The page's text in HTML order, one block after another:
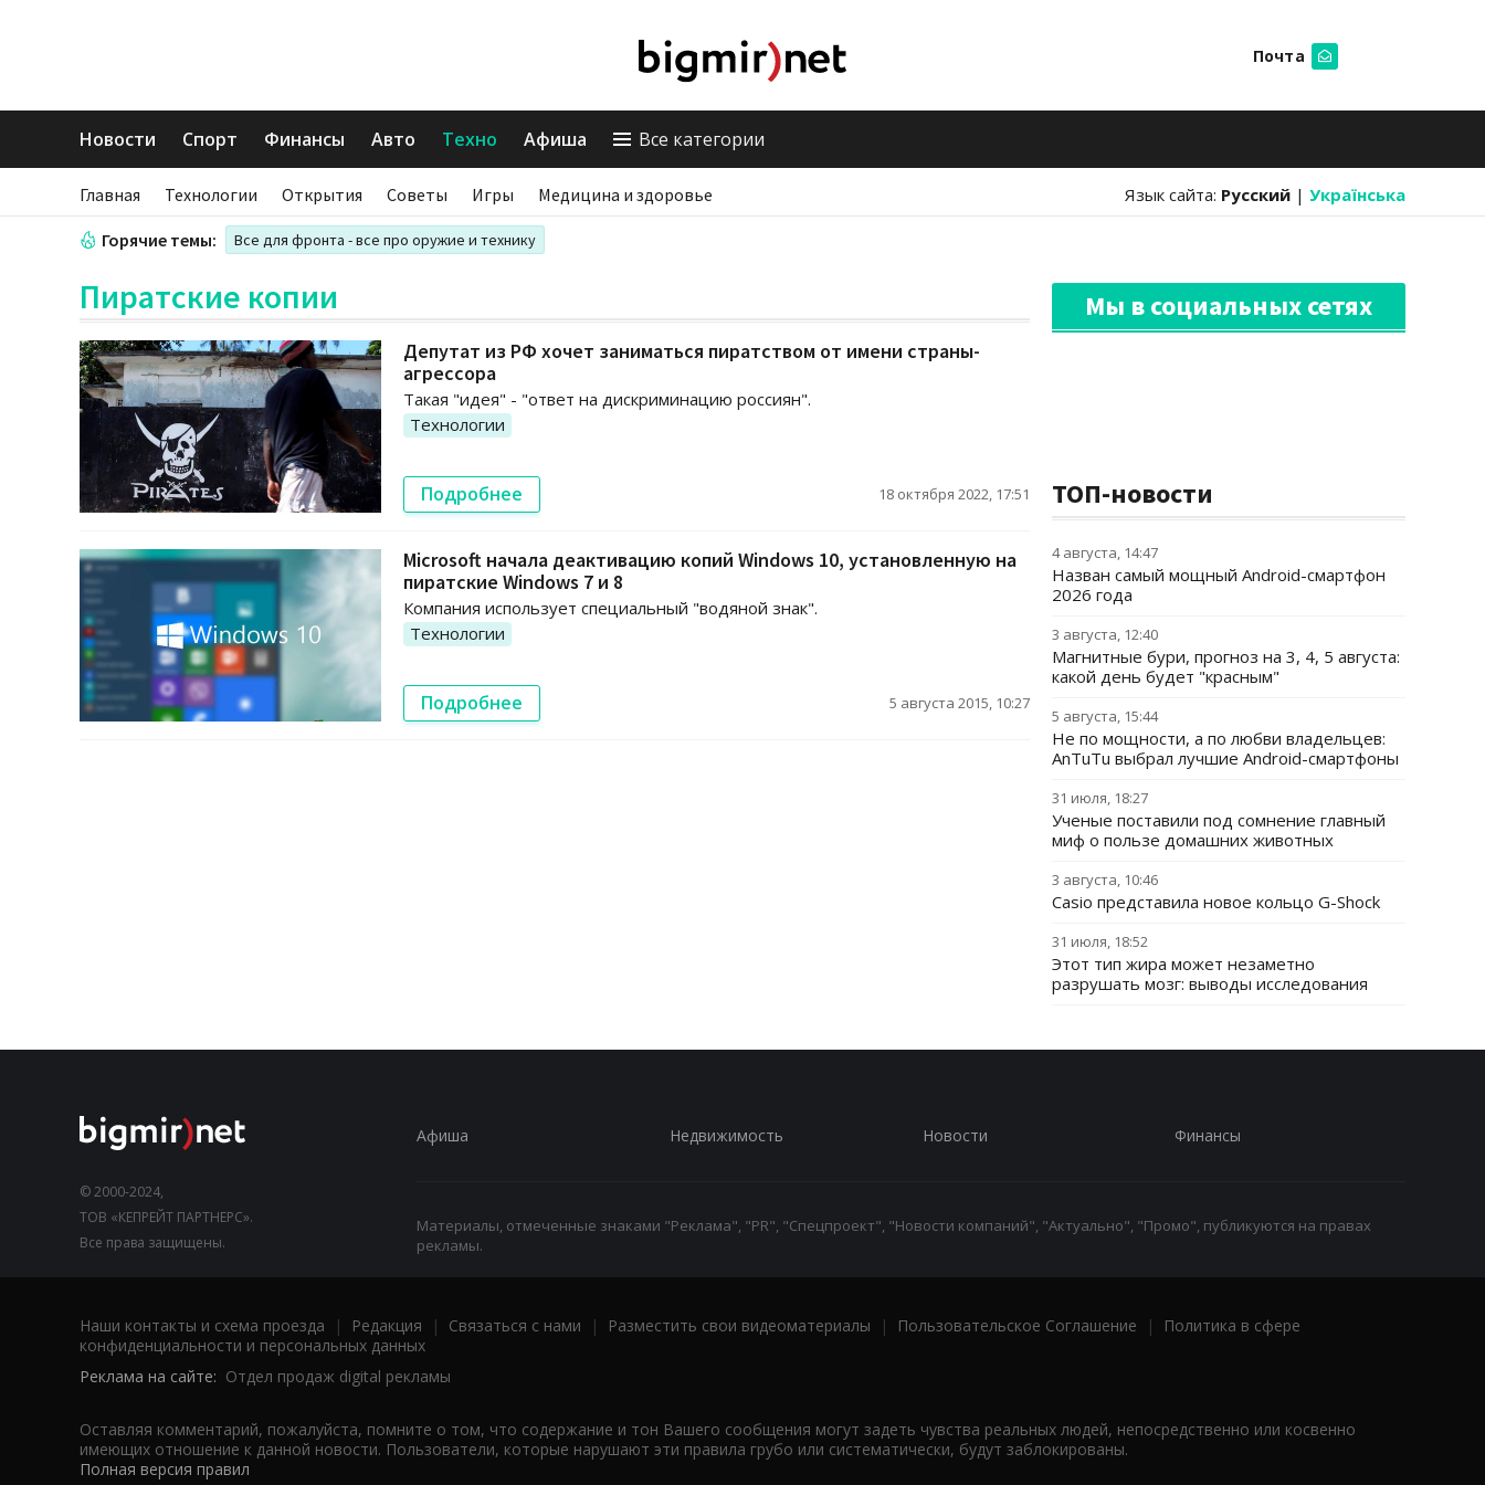
Почта
Новости Спорт Финансы Авто Техно Афиша Все категории
Главная Технологии Открытия Советы Игры Медицина и здоровье Язык сайта: Русский | Українська
Горячие темы: Все для фронта - все про оружие и технику
Пиратские копии
Депутат из РФ хочет заниматься пиратством от имени страны-
агрессора
Такая "идея" - "ответ на дискриминацию россиян".
Технологии
Подробнее 18 октября 2022, 17:51
Microsoft начала деактивацию копий Windows 10, установленную на
пиратские Windows 7 и 8
Компания использует специальный "водяной знак".
Технологии
Подробнее 5 августа 2015, 10:27
Мы в социальных сетях
ТОП-новости
4 августа, 14:47
Назван самый мощный Android-смартфон
2026 года
3 августа, 12:40
Магнитные бури, прогноз на 3, 4, 5 августа:
какой день будет "красным"
5 августа, 15:44
Не по мощности, а по любви владельцев:
AnTuTu выбрал лучшие Android-смартфоны
31 июля, 18:27
Ученые поставили под сомнение главный
миф о пользе домашних животных
3 августа, 10:46
Casio представила новое кольцо G-Shock
31 июля, 18:52
Этот тип жира может незаметно
разрушать мозг: выводы исследования
© 2000-2024,
ТОВ «КЕПРЕЙТ ПАРТНЕРС».
Все права защищены.
Афиша Недвижимость Новости Финансы
Материалы, отмеченные знаками "Реклама", "PR", "Спецпроект", "Новости компаний", "Актуально", "Промо", публикуются на правах
рекламы.
Наши контакты и схема проезда | Редакция | Связаться с нами | Разместить свои видеоматериалы | Пользовательское Соглашение |
Политика в сфере
конфиденциальности и персональных данных
Реклама на сайте: Отдел продаж digital рекламы
Оставляя комментарий, пожалуйста, помните о том, что содержание и тон Вашего сообщения могут задеть чувства реальных людей, непосредственно или косвенно
имеющих отношение к данной новости. Пользователи, которые нарушают эти правила грубо или систематически, будут заблокированы.
Полная версия правил